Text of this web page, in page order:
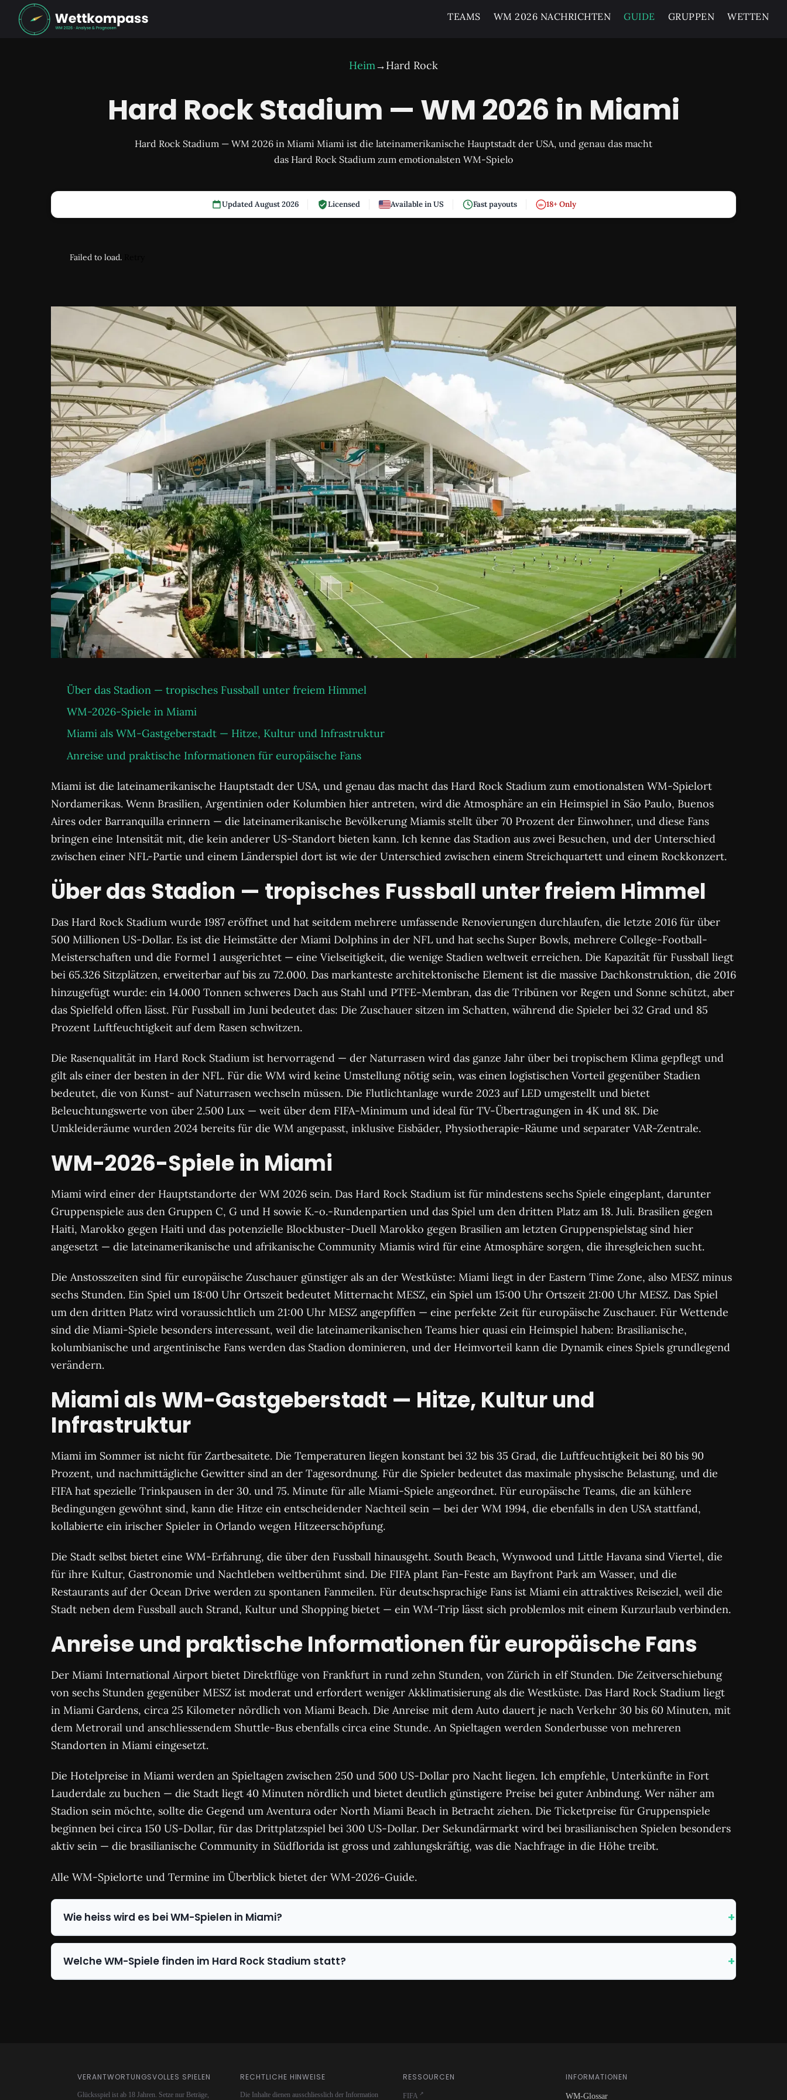
TEAMS WM 2026 NACHRICHTEN GUIDE GRUPPEN WETTEN
Heim→Hard Rock
Hard Rock Stadium — WM 2026 in Miami
Hard Rock Stadium — WM 2026 in Miami Miami ist die lateinamerikanische Hauptstadt der USA, und genau das macht
das Hard Rock Stadium zum emotionalsten WM-Spielo
Updated August 2026 Licensed Available in US Fast payouts 18+ 18+ Only
Failed to load.
Über das Stadion — tropisches Fussball unter freiem Himmel
WM-2026-Spiele in Miami
Miami als WM-Gastgeberstadt — Hitze, Kultur und Infrastruktur
Anreise und praktische Informationen für europäische Fans
Miami ist die lateinamerikanische Hauptstadt der USA, und genau das macht das Hard Rock Stadium zum emotionalsten WM-Spielort
Nordamerikas. Wenn Brasilien, Argentinien oder Kolumbien hier antreten, wird die Atmosphäre an ein Heimspiel in São Paulo, Buenos
Aires oder Barranquilla erinnern — die lateinamerikanische Bevölkerung Miamis stellt über 70 Prozent der Einwohner, und diese Fans
bringen eine Intensität mit, die kein anderer US-Standort bieten kann. Ich kenne das Stadion aus zwei Besuchen, und der Unterschied
zwischen einer NFL-Partie und einem Länderspiel dort ist wie der Unterschied zwischen einem Streichquartett und einem Rockkonzert.
Über das Stadion — tropisches Fussball unter freiem Himmel
Das Hard Rock Stadium wurde 1987 eröffnet und hat seitdem mehrere umfassende Renovierungen durchlaufen, die letzte 2016 für über
500 Millionen US-Dollar. Es ist die Heimstätte der Miami Dolphins in der NFL und hat sechs Super Bowls, mehrere College-Football-
Meisterschaften und die Formel 1 ausgerichtet — eine Vielseitigkeit, die wenige Stadien weltweit erreichen. Die Kapazität für Fussball liegt
bei 65.326 Sitzplätzen, erweiterbar auf bis zu 72.000. Das markanteste architektonische Element ist die massive Dachkonstruktion, die 2016
hinzugefügt wurde: ein 14.000 Tonnen schweres Dach aus Stahl und PTFE-Membran, das die Tribünen vor Regen und Sonne schützt, aber
das Spielfeld offen lässt. Für Fussball im Juni bedeutet das: Die Zuschauer sitzen im Schatten, während die Spieler bei 32 Grad und 85
Prozent Luftfeuchtigkeit auf dem Rasen schwitzen.
Die Rasenqualität im Hard Rock Stadium ist hervorragend — der Naturrasen wird das ganze Jahr über bei tropischem Klima gepflegt und
gilt als einer der besten in der NFL. Für die WM wird keine Umstellung nötig sein, was einen logistischen Vorteil gegenüber Stadien
bedeutet, die von Kunst- auf Naturrasen wechseln müssen. Die Flutlichtanlage wurde 2023 auf LED umgestellt und bietet
Beleuchtungswerte von über 2.500 Lux — weit über dem FIFA-Minimum und ideal für TV-Übertragungen in 4K und 8K. Die
Umkleideräume wurden 2024 bereits für die WM angepasst, inklusive Eisbäder, Physiotherapie-Räume und separater VAR-Zentrale.
WM-2026-Spiele in Miami
Miami wird einer der Hauptstandorte der WM 2026 sein. Das Hard Rock Stadium ist für mindestens sechs Spiele eingeplant, darunter
Gruppenspiele aus den Gruppen C, G und H sowie K.-o.-Rundenpartien und das Spiel um den dritten Platz am 18. Juli. Brasilien gegen
Haiti, Marokko gegen Haiti und das potenzielle Blockbuster-Duell Marokko gegen Brasilien am letzten Gruppenspielstag sind hier
angesetzt — die lateinamerikanische und afrikanische Community Miamis wird für eine Atmosphäre sorgen, die ihresgleichen sucht.
Die Anstosszeiten sind für europäische Zuschauer günstiger als an der Westküste: Miami liegt in der Eastern Time Zone, also MESZ minus
sechs Stunden. Ein Spiel um 18:00 Uhr Ortszeit bedeutet Mitternacht MESZ, ein Spiel um 15:00 Uhr Ortszeit 21:00 Uhr MESZ. Das Spiel
um den dritten Platz wird voraussichtlich um 21:00 Uhr MESZ angepfiffen — eine perfekte Zeit für europäische Zuschauer. Für Wettende
sind die Miami-Spiele besonders interessant, weil die lateinamerikanischen Teams hier quasi ein Heimspiel haben: Brasilianische,
kolumbianische und argentinische Fans werden das Stadion dominieren, und der Heimvorteil kann die Dynamik eines Spiels grundlegend
verändern.
Miami als WM-Gastgeberstadt — Hitze, Kultur und
Infrastruktur
Miami im Sommer ist nicht für Zartbesaitete. Die Temperaturen liegen konstant bei 32 bis 35 Grad, die Luftfeuchtigkeit bei 80 bis 90
Prozent, und nachmittägliche Gewitter sind an der Tagesordnung. Für die Spieler bedeutet das maximale physische Belastung, und die
FIFA hat spezielle Trinkpausen in der 30. und 75. Minute für alle Miami-Spiele angeordnet. Für europäische Teams, die an kühlere
Bedingungen gewöhnt sind, kann die Hitze ein entscheidender Nachteil sein — bei der WM 1994, die ebenfalls in den USA stattfand,
kollabierte ein irischer Spieler in Orlando wegen Hitzeerschöpfung.
Die Stadt selbst bietet eine WM-Erfahrung, die über den Fussball hinausgeht. South Beach, Wynwood und Little Havana sind Viertel, die
für ihre Kultur, Gastronomie und Nachtleben weltberühmt sind. Die FIFA plant Fan-Feste am Bayfront Park am Wasser, und die
Restaurants auf der Ocean Drive werden zu spontanen Fanmeilen. Für deutschsprachige Fans ist Miami ein attraktives Reiseziel, weil die
Stadt neben dem Fussball auch Strand, Kultur und Shopping bietet — ein WM-Trip lässt sich problemlos mit einem Kurzurlaub verbinden.
Anreise und praktische Informationen für europäische Fans
Der Miami International Airport bietet Direktflüge von Frankfurt in rund zehn Stunden, von Zürich in elf Stunden. Die Zeitverschiebung
von sechs Stunden gegenüber MESZ ist moderat und erfordert weniger Akklimatisierung als die Westküste. Das Hard Rock Stadium liegt
in Miami Gardens, circa 25 Kilometer nördlich von Miami Beach. Die Anreise mit dem Auto dauert je nach Verkehr 30 bis 60 Minuten, mit
dem Metrorail und anschliessendem Shuttle-Bus ebenfalls circa eine Stunde. An Spieltagen werden Sonderbusse von mehreren
Standorten in Miami eingesetzt.
Die Hotelpreise in Miami werden an Spieltagen zwischen 250 und 500 US-Dollar pro Nacht liegen. Ich empfehle, Unterkünfte in Fort
Lauderdale zu buchen — die Stadt liegt 40 Minuten nördlich und bietet deutlich günstigere Preise bei guter Anbindung. Wer näher am
Stadion sein möchte, sollte die Gegend um Aventura oder North Miami Beach in Betracht ziehen. Die Ticketpreise für Gruppenspiele
beginnen bei circa 150 US-Dollar, für das Drittplatzspiel bei 300 US-Dollar. Der Sekundärmarkt wird bei brasilianischen Spielen besonders
aktiv sein — die brasilianische Community in Südflorida ist gross und zahlungskräftig, was die Nachfrage in die Höhe treibt.
Alle WM-Spielorte und Termine im Überblick bietet der WM-2026-Guide.
Wie heiss wird es bei WM-Spielen in Miami?
Welche WM-Spiele finden im Hard Rock Stadium statt?
VERANTWORTUNGSVOLLES SPIELEN
Glücksspiel ist ab 18 Jahren. Setze nur Beträge,
RECHTLICHE HINWEISE
Die Inhalte dienen ausschliesslich der Information
RESSOURCEN
FIFA
INFORMATIONEN
WM-Glossar